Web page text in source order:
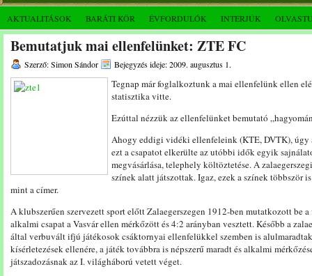
AKTUALITÁSOK BARÁTI KÖR ÉVFORDULÓK INTERJÚK
Bemutatjuk mai ellenfelünket: ZTE FC
Szerző: Simon Sándor Bejegyzés ideje: 2009. augusztus 1.
Tegnap már foglalkoztunk a mai ellenfelünk ellen
statisztika vitte.
Ezúttal nézzük az ellenfelünket bemutató
Ahogy eddigi vidéki ellenfeleink (KTE, DVTK), úgy
ezt a csapatot elkerülte az utóbbi idők egyik
megvásárlása, telephely költöztetése. A
színek alatt játszottak. Igaz, ezek a színek többször
mint a címer.
A klubszerűen szervezett sport előtt Zalaegerszegen 1912-ben mutatkozott be
alkalmi csapat a Vasvár ellen mérkőzött és 4:2 arányban vesztett. Később a
által verbuvált ifjú játékosok csáktornyai ellenfelükkel szemben is
kísérletezések ellenére, a játék továbbra is népszerű maradt és alkalmi
játszadozásnak az I. világháború vetett véget.